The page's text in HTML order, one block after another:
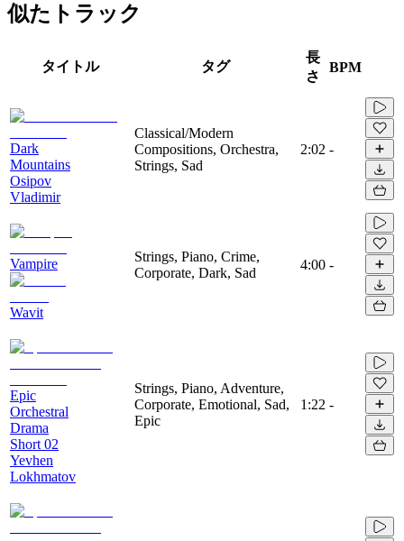
似たトラック
タイトル タグ
長
さ
BPM
Dark
Mountains
Osipov
Vladimir
Classical/Modern
Compositions, Orchestra,
Strings, Sad
2:02 -
Vampire
Wavit
Strings, Piano, Crime,
Corporate, Dark, Sad
4:00 -
Epic
Orchestral
Drama
Short 02
Yevhen
Lokhmatov
Strings, Piano, Adventure,
Corporate, Emotional, Sad,
Epic
1:22 -